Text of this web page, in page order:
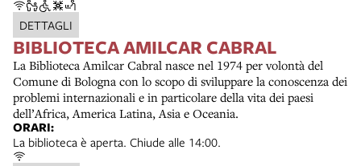
DETTAGLI
BIBLIOTECA AMILCAR CABRAL
La Biblioteca Amilcar Cabral nasce nel 1974 per volontà del
Comune di Bologna con lo scopo di sviluppare la conoscenza dei
problemi internazionali e in particolare della vita dei paesi
dell’Africa, America Latina, Asia e Oceania.
ORARI:
La biblioteca è aperta. Chiude alle 14:00.